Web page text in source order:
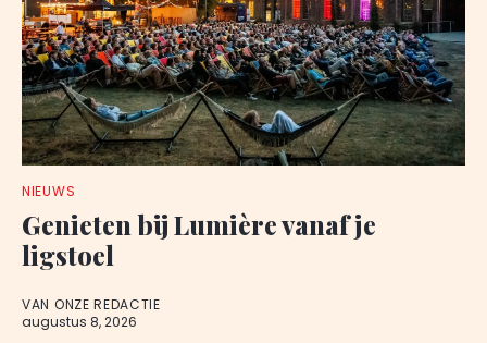
NIEUWS
Genieten bij Lumière vanaf je
ligstoel
VAN ONZE REDACTIE
augustus 8, 2026